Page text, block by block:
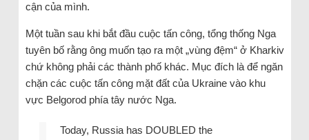
cận của mình.
Một tuần sau khi bắt đầu cuộc tấn công, tổng thống Nga
tuyên bố rằng ông muốn tạo ra một „vùng đệm“ ở Kharkiv
chứ không phải các thành phố khác. Mục đích là để ngăn
chặn các cuộc tấn công mặt đất của Ukraine vào khu
vực Belgorod phía tây nước Nga.
Today, Russia has DOUBLED the